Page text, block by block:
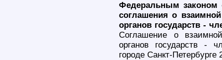
Федеральным
соглашения о
органов государств -
Соглашение о
органов государств -
городе Санкт-Петербурге